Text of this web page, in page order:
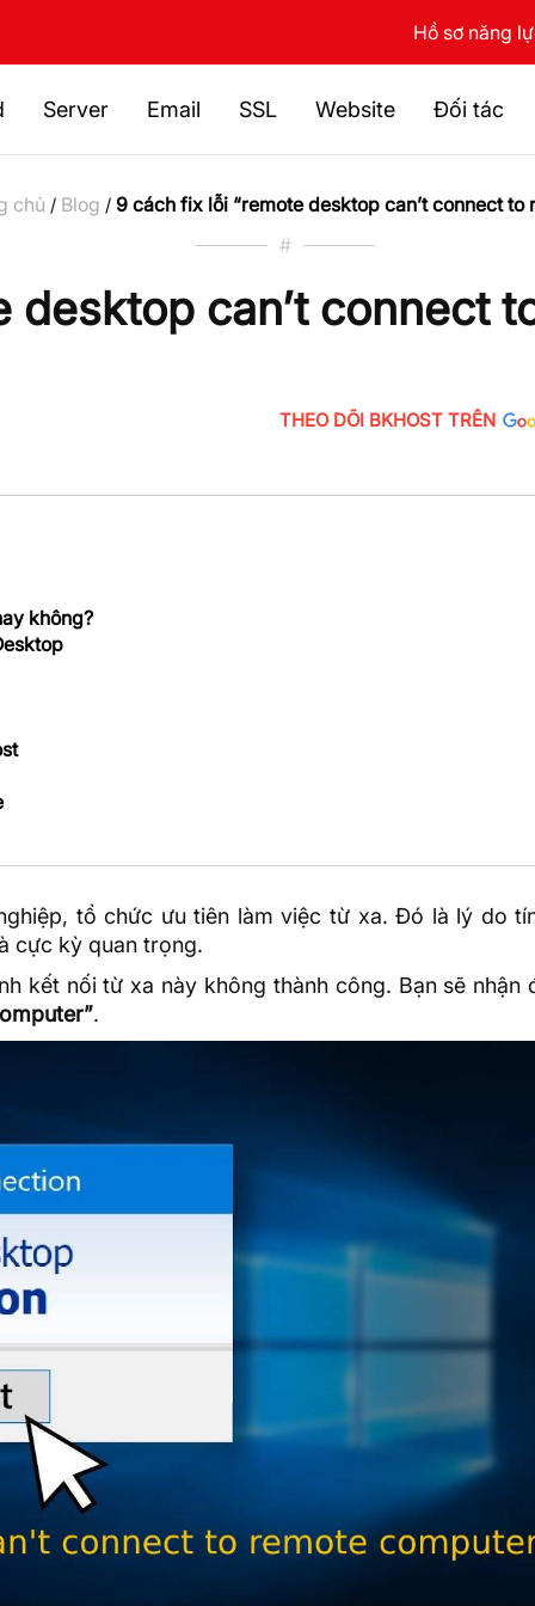
Hồ sơ năng
Server Email SSL Website Đối tác
chủ / Blog / 9 cách fix lỗi “remote desktop can’t connect to
#
desktop can’t connect
THEO DÕI BKHOST TRÊN
không?
tổ chức ưu tiên làm việc từ xa. Đó là lý do
cực kỳ quan trọng.
kết nối từ xa này không thành công. Bạn sẽ nhận
.